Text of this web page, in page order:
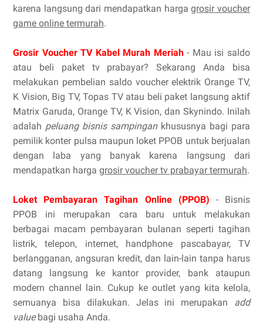
karena langsung dari mendapatkan hargagrosir voucher
game online termurah.
Grosir Voucher TV Kabel Murah Meriah- Mau isi saldo
atau beli paket tv prabayar? Sekarang Anda bisa
melakukan pembelian saldo voucher elektrik Orange TV,
K Vision, Big TV, Topas TV atau beli paket langsung aktif
Matrix Garuda, Orange TV, K Vision, dan Skynindo. Inilah
adalah peluang bisnis sampingankhususnya bagi para
pemilik konter pulsa maupun loket PPOB untuk berjualan
dengan laba yang banyak karena langsung dari
mendapatkan harga grosir voucher tv prabayar termurah.
Loket Pembayaran Tagihan Online (PPOB) - Bisnis
PPOB ini merupakan cara baru untuk melakukan
berbagai macam pembayaran bulanan seperti tagihan
listrik, telepon, internet, handphone pascabayar, TV
berlangganan, angsuran kredit, dan lain-lain tanpa harus
datang langsung ke kantor provider, bank ataupun
modern channel lain. Cukup ke outlet yang kita kelola,
semuanya bisa dilakukan. Jelas ini merupakan add
valuebagi usaha Anda.